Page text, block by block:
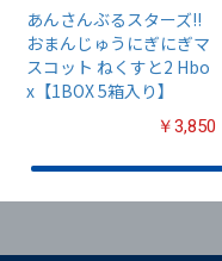
あんさんぶるスターズ!!
おまんじゅうにぎにぎマ
スコット ねくすと2 Hbo
x【1BOX 5箱入り】
￥3,850